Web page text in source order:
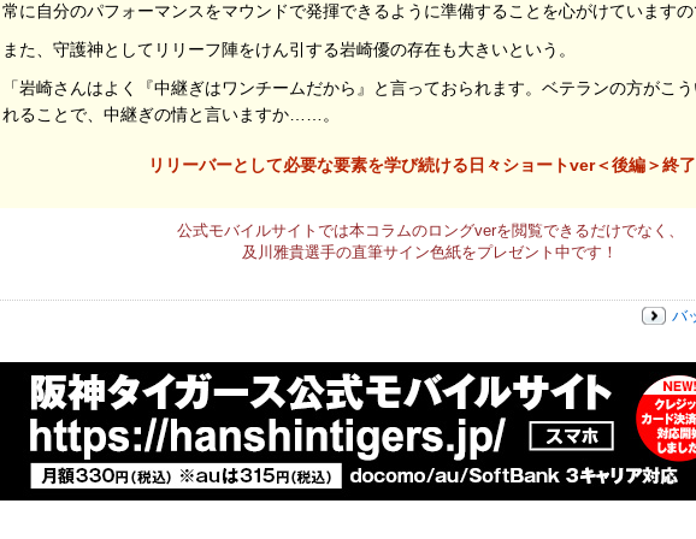
常に自分のパフォーマンスをマウンドで発揮できるように準備することを心がけていますの
また、守護神としてリリーフ陣をけん引する岩崎優の存在も大きいという。
「岩崎さんはよく『中継ぎはワンチームだから』と言っておられます。ベテランの方がこ
れることで、中継ぎの情と言いますか……。
リリーバーとして必要な要素を学び続ける日々ショートver＜後編＞終了
公式モバイルサイトでは本コラムのロングverを閲覧できるだけでなく、
及川雅貴選手の直筆サイン色紙をプレゼント中です！
バ